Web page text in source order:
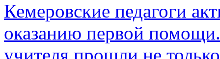
Кемеровские педагоги
оказанию первой